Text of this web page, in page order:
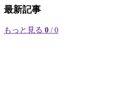
最新記事
もっと見る 0 / 0